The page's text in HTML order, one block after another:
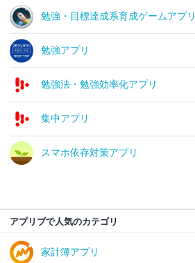
勉強・目標達成系育成ゲームアプリ
勉強アプリ
勉強法・勉強効率化アプリ
集中アプリ
スマホ依存対策アプリ
アプリブで人気のカテゴリ
家計簿アプリ